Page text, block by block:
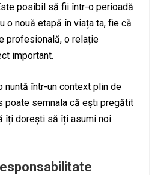
posibil să fii într-o perioadă
o nouă etapă în viața ta, fie că
profesională, o relație
important.
nuntă într-un context plin de
poate semnala că ești pregătit
îți dorești să îți asumi noi